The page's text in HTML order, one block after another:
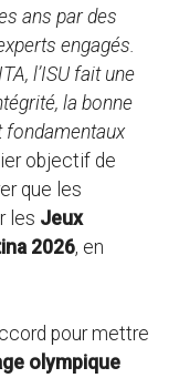
ans par des
engagés.
l’ISU fait une
la bonne
fondamentaux
objectif de
que les
les Jeux
2026, en
pour mettre
olympique